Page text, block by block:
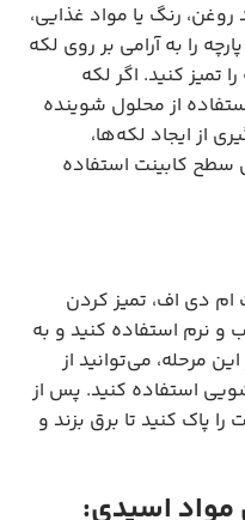
رنگ یا مواد غذایی،
را به آرامی بر روی لکه
تمیز کنید. اگر لکه
از محلول شوینده
از ایجاد لکه‌ها،
سطح کابینت استفاده
ام دی اف، تمیز کردن
و نرم استفاده کنید و به
مرحله، می‌توانید از
استفاده کنید. پس از
پاک کنید تا برق بزند و
مواد اسیدی: